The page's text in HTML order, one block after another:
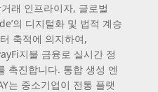
래 인프라이자, 글로벌
의 디지털화 및 법적 계승
축적에 의지하여,
지불 금융로 실시간 정
촉진합니다. 통합 생성 엔
는 중소기업이 전통 플랫